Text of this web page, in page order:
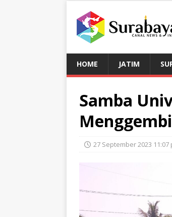
HOME JATIM
Samba
27 September 2023 11:07